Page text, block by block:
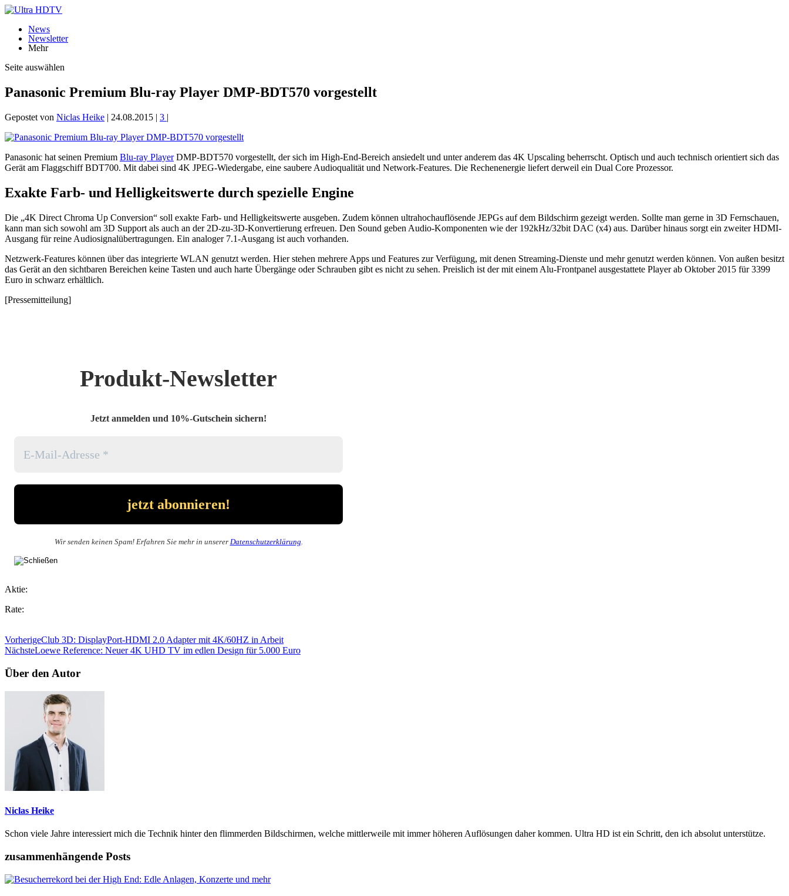
News
Newsletter
Mehr
Seite auswählen
Panasonic Premium Blu-ray Player DMP-BDT570 vorgestellt
Gepostet von Niclas Heike | 24.08.2015 | 3 |
Panasonic hat seinen Premium Blu-ray PlayerDMP-BDT570 vorgestellt, der sich im High-End-Bereich ansiedelt und unter anderem das 4K Upscaling beherrscht. Optisch und auch technisch orientiert sich das
Gerät am Flaggschiff BDT700. Mit dabei sind 4K JPEG-Wiedergabe, eine saubere Audioqualität und Network-Features. Die Rechenenergie liefert derweil ein Dual Core Prozessor.
Exakte Farb- und Helligkeitswerte durch spezielle Engine
Die „4K Direct Chroma Up Conversion“ soll exakte Farb- und Helligkeitswerte ausgeben. Zudem können ultrahochauflösende JEPGs auf dem Bildschirm gezeigt werden. Sollte man gerne in 3D Fernschauen,
kann man sich sowohl am 3D Support als auch an der 2D-zu-3D-Konvertierung erfreuen. Den Sound geben Audio-Komponenten wie der 192kHz/32bit DAC (x4) aus. Darüber hinaus sorgt ein zweiter HDMI-
Ausgang für reine Audiosignalübertragungen. Ein analoger 7.1-Ausgang ist auch vorhanden.
Netzwerk-Features können über das integrierte WLAN genutzt werden. Hier stehen mehrere Apps und Features zur Verfügung, mit denen Streaming-Dienste und mehr genutzt werden können. Von außen besitzt
das Gerät an den sichtbaren Bereichen keine Tasten und auch harte Übergänge oder Schrauben gibt es nicht zu sehen. Preislich ist der mit einem Alu-Frontpanel ausgestattete Player ab Oktober 2015 für 3399
Euro in schwarz erhältlich.
[Pressemitteilung]
Produkt-Newsletter
Jetzt anmelden und 10%-Gutschein sichern!
Wir senden keinen Spam! Erfahren Sie mehr in unserer Datenschutzerklärung.
Aktie:
Rate:
VorherigeClub 3D: DisplayPort-HDMI 2.0 Adapter mit 4K/60HZ in Arbeit
NächsteLoewe Reference: Neuer 4K UHD TV im edlen Design für 5.000 Euro
Über den Autor
Niclas Heike
Schon viele Jahre interessiert mich die Technik hinter den flimmerden Bildschirmen, welche mittlerweile mit immer höheren Auflösungen daher kommen. Ultra HD ist ein Schritt, den ich absolut unterstütze.
zusammenhängende Posts